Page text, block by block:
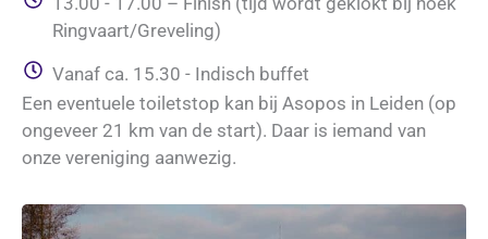
Ringvaart/Greveling)
Vanaf ca. 15.30 - Indisch buffet
Een eventuele toiletstop kan bij Asopos in Leiden (op
ongeveer 21 km van de start). Daar is iemand van
onze vereniging aanwezig.